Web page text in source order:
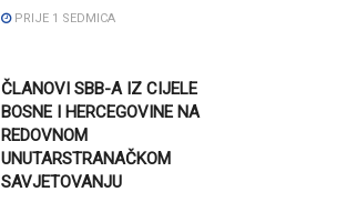
PRIJE 1 SEDMICA
ČLANOVI SBB-A IZ CIJELE
BOSNE I HERCEGOVINE NA
REDOVNOM
UNUTARSTRANAČKOM
SAVJETOVANJU